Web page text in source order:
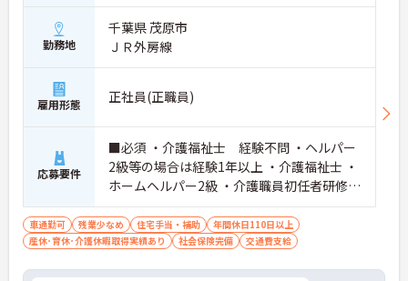
勤務地
千葉県 茂原市
ＪＲ外房線
雇用形態 正社員(正職員)
応募要件
■必須 ・介護福祉士 経験不問 ・ヘルパー
2級等の場合は経験1年以上 ・介護福祉士 ・
ホームヘルパー2級 ・介護職員初任者研修修
了者 いずれかの資格を所持で可
車通勤可 残業少なめ 住宅手当・補助
年間休日110日以上
産休･育休･介護休暇取得実績あり
社会保険完備 交通費支給